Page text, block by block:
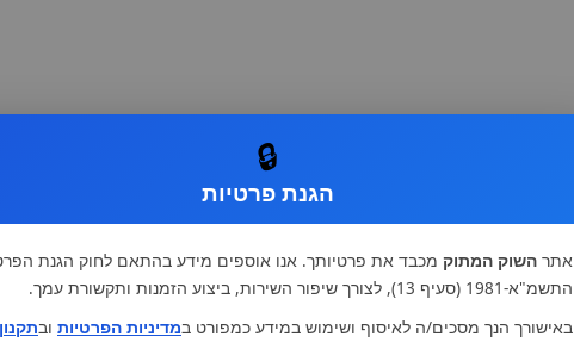
🔒
הגנת פרטיות
אתר השוק המתוק מכבד את פרטיותך. אנו אוספים מידע בהתאם לחוק הגנת
התשמ"א-1981 (סעיף 13), לצורך שיפור השירות, ביצוע הזמנות ותקשורת עמך.
באישורך הנך מסכים/ה לאיסוף ושימוש במידע כמפורט במדיניות הפרטיות ובתקנון